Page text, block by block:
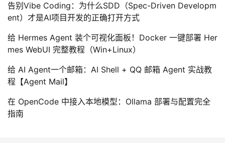
告别Vibe Coding：为什么SDD（Spec-Driven Developm
ent）才是AI项目开发的正确打开方式
给 Hermes Agent 装个可视化面板！Docker 一键部署 Her
mes WebUI 完整教程（Win+Linux）
给 AI Agent一个邮箱：AI Shell + QQ 邮箱 Agent 实战教
程【Agent Mail】
在 OpenCode 中接入本地模型：Ollama 部署与配置完全
指南